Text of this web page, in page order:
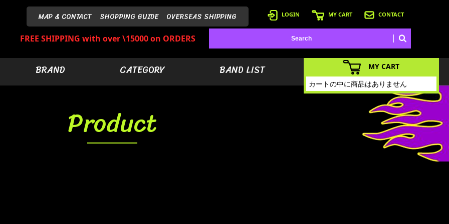
MAP & CONTACT SHOPPING GUIDE OVERSEAS SHIPPING LOGIN MY CART CONTACT
FREE SHIPPING with over \15000 on ORDERS
BRAND CATEGORY BAND LIST
Product
MY CART
カートの中に商品はありません